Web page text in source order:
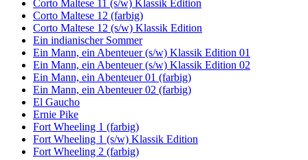
Corto Maltese 11 (s/w) Klassik Edition
Corto Maltese 12 (farbig)
Corto Maltese 12 (s/w) Klassik Edition
Ein indianischer Sommer
Ein Mann, ein Abenteuer (s/w) Klassik Edition 01
Ein Mann, ein Abenteuer (s/w) Klassik Edition 02
Ein Mann, ein Abenteuer 01 (farbig)
Ein Mann, ein Abenteuer 02 (farbig)
El Gaucho
Ernie Pike
Fort Wheeling 1 (farbig)
Fort Wheeling 1 (s/w) Klassik Edition
Fort Wheeling 2 (farbig)